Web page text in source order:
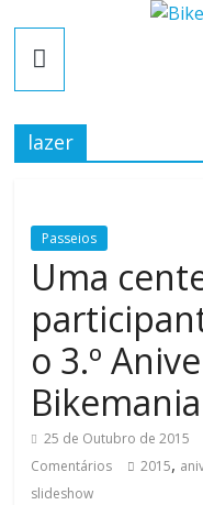
content
B
i
k
e
m
a
n
lazer
Passeios
Uma
o 3.º
25 de Outubro de 2015
Comentários
2015,
slideshow